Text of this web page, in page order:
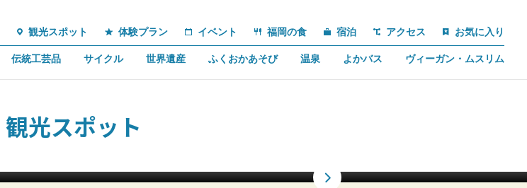
観光スポット 体験プラン イベント 福岡の食 宿泊 アクセス お気に入り
伝統工芸品 サイクル 世界遺産 ふくおかあそび 温泉 よかバス ヴィーガン・ムスリム
観光スポット